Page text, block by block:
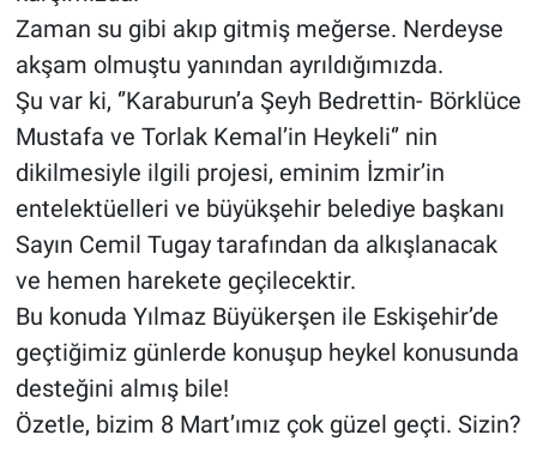
Zaman su gibi akıp gitmiş meğerse. Nerdeyse
akşam olmuştu yanından ayrıldığımızda.
Şu var ki, ‘’Karaburun’a Şeyh Bedrettin- Börklüce
Mustafa ve Torlak Kemal’in Heykeli‘’ nin
dikilmesiyle ilgili projesi, eminim İzmir’in
entelektüelleri ve büyükşehir belediye başkanı
Sayın Cemil Tugay tarafından da alkışlanacak
ve hemen harekete geçilecektir.
Bu konuda Yılmaz Büyükerşen ile Eskişehir’de
geçtiğimiz günlerde konuşup heykel konusunda
desteğini almış bile!
Özetle, bizim 8 Mart’ımız çok güzel geçti. Sizin?